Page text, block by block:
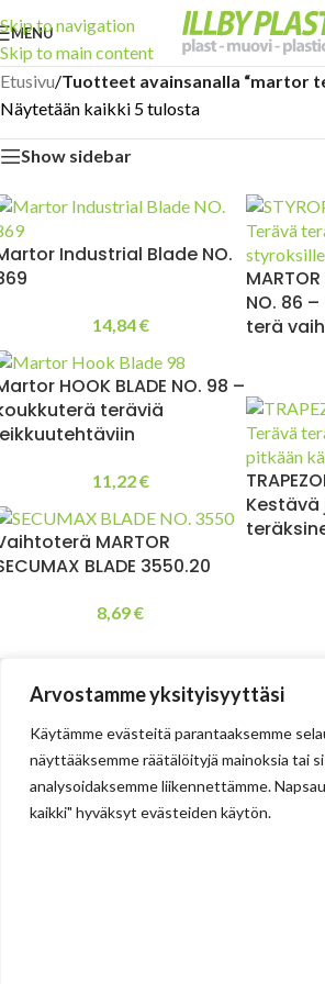
Arvostamme yksityisyyttäsi
Käytämme evästeitä parantaaksemme
näyttääksemme räätälöityjä mainoksia tai
analysoidaksemme liikennettämme.
kaikki" hyväksyt evästeiden käytön.
Skip to navigation
Skip to main content
MENU
Etusivu/Tuotteet avainsanalla “martor
Näytetään kaikki 5 tulosta
Show sidebar
Industrial Blade NO.
14,84€
MARTOR
NO. 86
terä
HOOK BLADE NO. 98 –
teräviä
11,22€
MARTOR
BLADE 3550.20
8,69€